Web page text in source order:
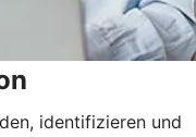
identifizieren und